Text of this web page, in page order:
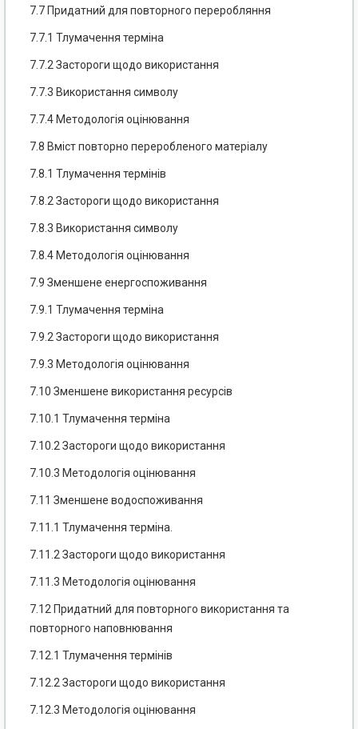
7.7 Придатний для повторного переробляння
7.7.1 Тлумачення терміна
7.7.2 Застороги щодо використання
7.7.3 Використання символу
7.7.4 Методологія оцінювання
7.8 Вміст повторно переробленого матеріалу
7.8.1 Тлумачення термінів
7.8.2 Застороги щодо використання
7.8.3 Використання символу
7.8.4 Методологія оцінювання
7.9 Зменшене енергоспоживання
7.9.1 Тлумачення терміна
7.9.2 Застороги щодо використання
7.9.3 Методологія оцінювання
7.10 Зменшене використання ресурсів
7.10.1 Тлумачення терміна
7.10.2 Застороги щодо використання
7.10.3 Методологія оцінювання
7.11 Зменшене водоспоживання
7.11.1 Тлумачення терміна.
7.11.2 Застороги щодо використання
7.11.3 Методологія оцінювання
7.12 Придатний для повторного використання та
повторного наповнювання
7.12.1 Тлумачення термінів
7.12.2 Застороги щодо використання
7.12.3 Методологія оцінювання